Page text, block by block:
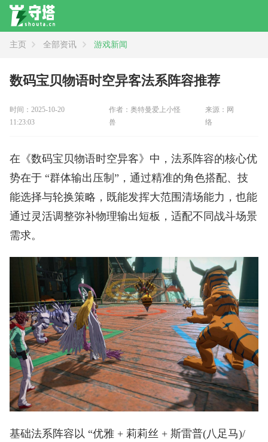
全部 新闻 攻略 评测
主页 全部资讯 游戏新闻
数码宝贝物语时空异客法系阵容推荐
时间：2025-10-20
11:23:03
作者：奥特曼爱上小怪
兽
来源：网
络
在《数码宝贝物语时空异客》中，法系阵容的核心优
势在于 “群体输出压制”，通过精准的角色搭配、技
能选择与轮换策略，既能发挥大范围清场能力，也能
通过灵活调整弥补物理输出短板，适配不同战斗场景
需求。
基础法系阵容以 “优雅 + 莉莉丝 + 斯雷普(八足马)/